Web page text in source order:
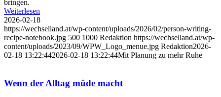
bringen.
Weiterlesen
2026-02-18
https://wechselland.at/wp-content/uploads/2026/02/person-writing-
recipe-notebook.jpg 500 1000 Redaktion https://wechselland.at/wp-
content/uploads/2023/09/WPW_Logo_menue.jpg Redaktion2026-
02-18 13:22:442026-02-18 13:22:44Mit Planung zu mehr Ruhe
Wenn der Alltag müde macht